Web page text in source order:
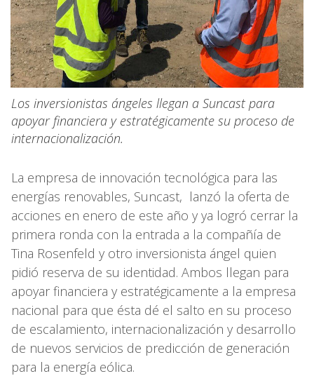
Los inversionistas ángeles llegan a Suncast para
apoyar financiera y estratégicamente su proceso de
internacionalización.
La empresa de innovación tecnológica para las
energías renovables, Suncast, lanzó la oferta de
acciones en enero de este año y ya logró cerrar la
primera ronda con la entrada a la compañía de
Tina Rosenfeld y otro inversionista ángel quien
pidió reserva de su identidad. Ambos llegan para
apoyar financiera y estratégicamente a la empresa
nacional para que ésta dé el salto en su proceso
de escalamiento, internacionalización y desarrollo
de nuevos servicios de predicción de generación
para la energía eólica.